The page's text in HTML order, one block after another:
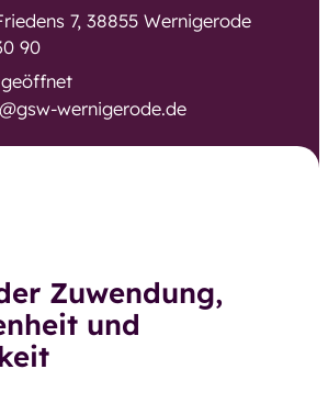
für morgen
und
der GSW
und Umschulung
7, 38855 Wernigerode
90
wernigerode.de
Zuwendung,
und